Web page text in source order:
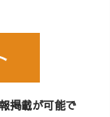
掲載が可能で